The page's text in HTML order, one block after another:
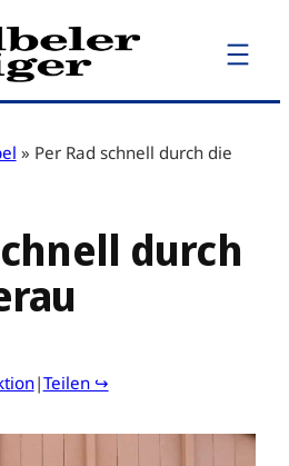
» Per Rad schnell durch die
durch
|Teilen ↪